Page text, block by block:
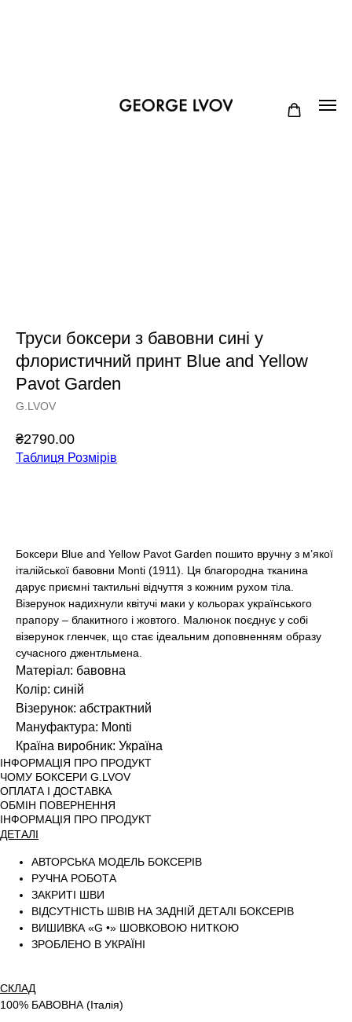
Труси боксери з бавовни сині у
флористичний принт Blue and Yellow
Pavot Garden
G.LVOV
₴2790.00
Таблиця Розмірів
Боксери Blue and Yellow Pavot Garden пошито вручну з м’якої
італійської бавовни Monti (1911). Ця благородна тканина
дарує приємні тактильні відчуття з кожним рухом тіла.
Візерунок надихнули квітучі маки у кольорах українського
прапору – блакитного і жовтого. Малюнок поєднує у собі
візерунок гленчек, що стає ідеальним доповненням образу
сучасного джентльмена.
Матеріал: бавовна
Колір: синій
Візерунок: абстрактний
Мануфактура: Monti
Країна виробник: Україна
ІНФОРМАЦІЯ ПРО ПРОДУКТ
ЧОМУ БОКСЕРИ G.LVOV
ОПЛАТА І ДОСТАВКА
ОБМІН ПОВЕРНЕННЯ
ІНФОРМАЦІЯ ПРО ПРОДУКТ
ДЕТАЛІ
АВТОРСЬКА МОДЕЛЬ БОКСЕРІВ
РУЧНА РОБОТА
ЗАКРИТІ ШВИ
ВІДСУТНІСТЬ ШВІВ НА ЗАДНІЙ ДЕТАЛІ БОКСЕРІВ
ВИШИВКА «G •» ШОВКОВОЮ НИТКОЮ
ЗРОБЛЕНО В УКРАЇНІ
СКЛАД
100% БАВОВНА (Італія)